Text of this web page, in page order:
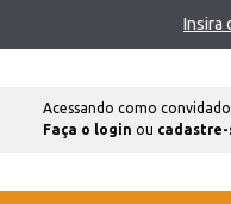
Insira
Acessando como convidado
Faça o login ou cadastre-